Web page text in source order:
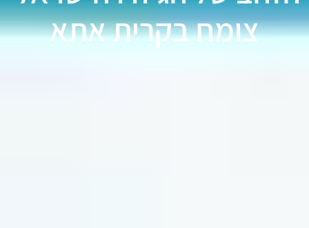
צומח בקרית אתא